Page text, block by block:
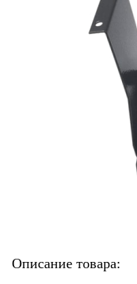
Описание товара: